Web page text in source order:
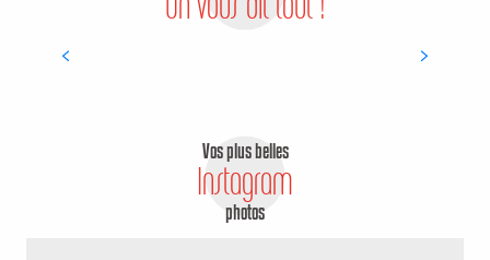
HÉBERGEMENTS
Vos plus belles
Instagram
photos